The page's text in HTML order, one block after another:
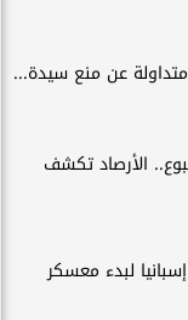
عن منع سيدة...
الأرصاد تكشف
لبدء معسكر